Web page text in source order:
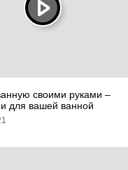
своими руками –
для вашей ванной